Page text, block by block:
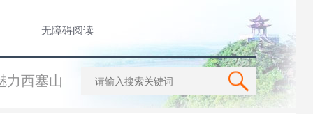
无障碍阅读
力西塞山